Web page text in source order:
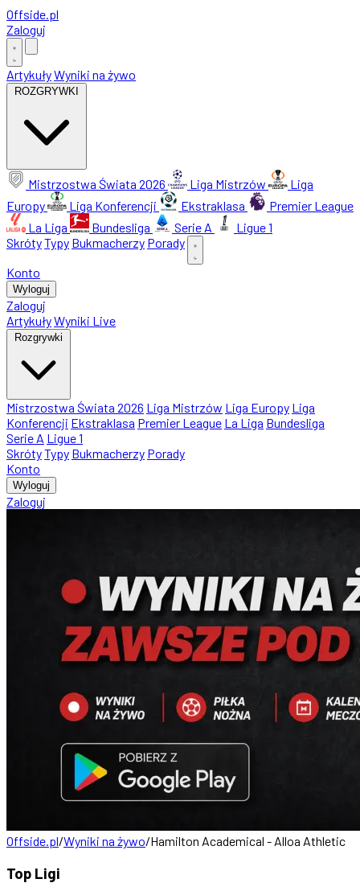
Offside.pl
Zaloguj
ArtykułyWyniki na żywo
ROZGRYWKI
Mistrzostwa Świata 2026 Liga Mistrzów
Liga
Europy
Liga Konferencji Ekstraklasa
Premier League
La Liga
Bundesliga Serie A
Ligue 1
SkrótyTypy Bukmacherzy Porady
Konto
Wyloguj
Zaloguj
ArtykułyWyniki Live
Rozgrywki
Mistrzostwa Świata 2026 Liga Mistrzów Liga Europy Liga
Konferencji Ekstraklasa Premier League La Liga Bundesliga
Serie A Ligue 1
SkrótyTypy Bukmacherzy Porady
Konto
Wyloguj
Zaloguj
Offside.pl/Wyniki na żywo/Hamilton Academical - Alloa Athletic
Top Ligi